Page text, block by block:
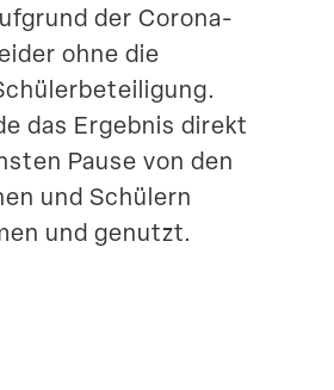
der Corona-
ohne die
das Ergebnis direkt
Pause von den
und Schülern
und genutzt.